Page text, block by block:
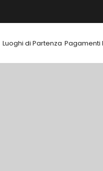
Luoghi di Partenza Pagamenti